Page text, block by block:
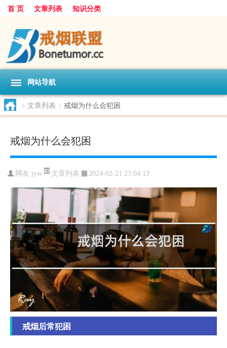
首 页 文章列表 知识分类
网站导航
> 文章列表 > 戒烟为什么会犯困
戒烟为什么会犯困
网友:jyw 文章列表 2024-02-21 23:04:13
戒烟后常犯困